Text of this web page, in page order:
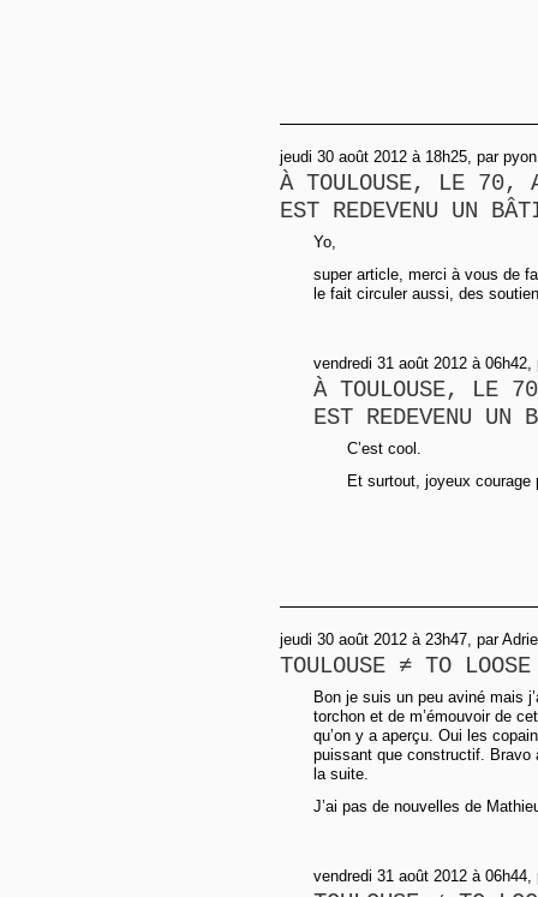
jeudi 30 août 2012 à 18h25, par pyon
À TOULOUSE, LE 70,
EST REDEVENU UN
Yo,
super article, merci à vous de
le fait circuler aussi, des
vendredi 31 août 2012 à 06h42,
À TOULOUSE, LE
EST REDEVENU
C’est cool.
Et surtout, joyeux
jeudi 30 août 2012 à 23h47, par
TOULOUSE ≠ TO LOOSE
Bon je suis un peu aviné mais
torchon et de m’émouvoir de
qu’on y a aperçu. Oui les
puissant que constructif. Bravo
la suite.
J’ai pas de nouvelles de
vendredi 31 août 2012 à 06h44,